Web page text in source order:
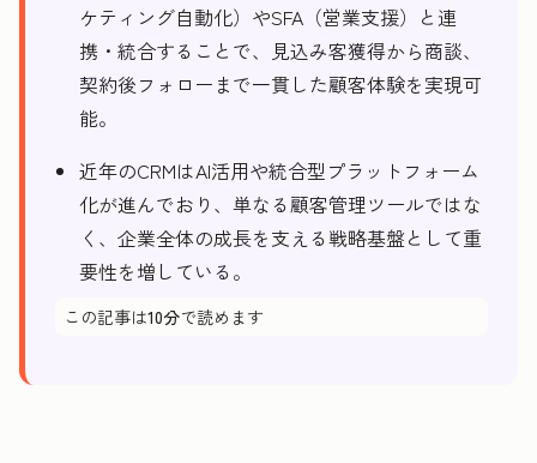
ケティング自動化）やSFA（営業支援）と連
携・統合することで、見込み客獲得から商談、
契約後フォローまで一貫した顧客体験を実現可
能。
近年のCRMはAI活用や統合型プラットフォーム
化が進んでおり、単なる顧客管理ツールではな
く、企業全体の成長を支える戦略基盤として重
要性を増している。
この記事は10分で読めます